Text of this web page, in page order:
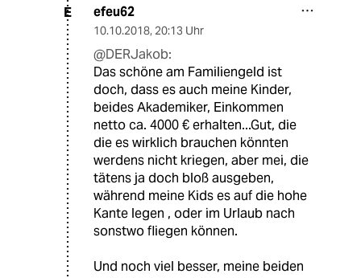
E efeu62
10.10.2018, 20:13 Uhr
@DERJakob:
Das schöne am Familiengeld ist
doch, dass es auch meine Kinder,
beides Akademiker, Einkommen
netto ca. 4000 € erhalten...Gut, die
die es wirklich brauchen könnten
werdens nicht kriegen, aber mei, die
tätens ja doch bloß ausgeben,
während meine Kids es auf die hohe
Kante legen , oder im Urlaub nach
sonstwo fliegen können.
Und noch viel besser, meine beiden